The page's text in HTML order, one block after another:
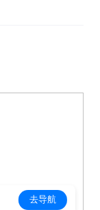
去导航